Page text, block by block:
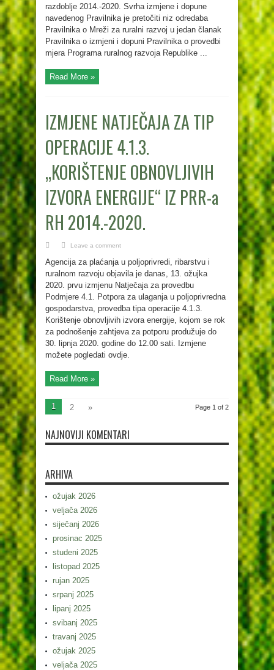
razdoblje 2014.-2020. Svrha izmjene i dopune
navedenog Pravilnika je pretočiti niz odredaba
Pravilnika o Mreži za ruralni razvoj u jedan članak
Pravilnika o izmjeni i dopuni Pravilnika o provedbi
mjera Programa ruralnog razvoja Republike ...
Read More »
IZMJENE NATJEČAJA ZA TIP
OPERACIJE 4.1.3.
„KORIŠTENJE OBNOVLJIVIH
IZVORA ENERGIJE“ IZ PRR-a
RH 2014.-2020.
Leave a comment
Agencija za plaćanja u poljoprivredi, ribarstvu i
ruralnom razvoju objavila je danas, 13. ožujka
2020. prvu izmjenu Natječaja za provedbu
Podmjere 4.1. Potpora za ulaganja u poljoprivredna
gospodarstva, provedba tipa operacije 4.1.3.
Korištenje obnovljivih izvora energije, kojom se rok
za podnošenje zahtjeva za potporu produžuje do
30. lipnja 2020. godine do 12.00 sati. Izmjene
možete pogledati ovdje.
Read More »
Page 1 of 2
1 2 »
NAJNOVIJI KOMENTARI
ARHIVA
ožujak 2026
veljača 2026
siječanj 2026
prosinac 2025
studeni 2025
listopad 2025
rujan 2025
srpanj 2025
lipanj 2025
svibanj 2025
travanj 2025
ožujak 2025
veljača 2025